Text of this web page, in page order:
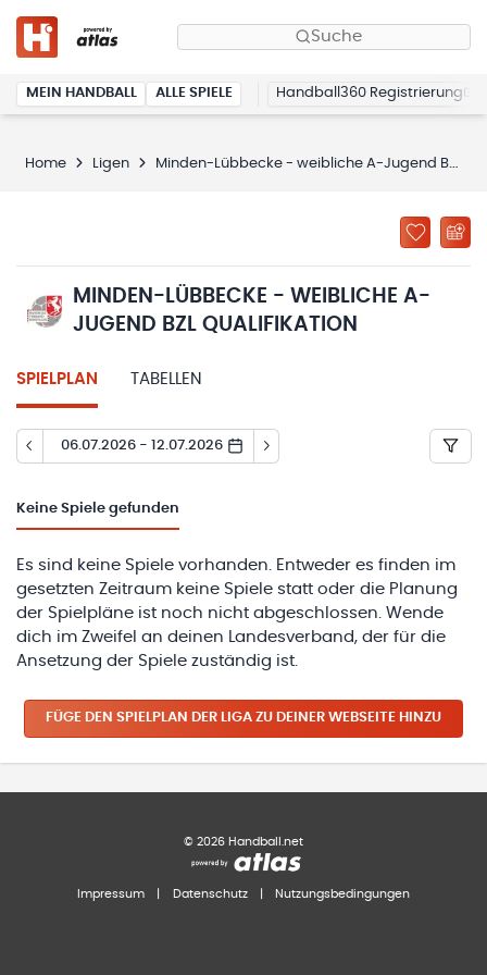
Suche
MEIN HANDBALL ALLE SPIELE Handball360 Registrierung
Home Ligen Minden-Lübbecke - weibliche A-Jugend BZL Qualifikation
MINDEN-LÜBBECKE - WEIBLICHE A-
JUGEND BZL QUALIFIKATION
SPIELPLAN TABELLEN
06.07.2026 - 12.07.2026
Keine Spiele gefunden
Es sind keine Spiele vorhanden. Entweder es finden im
gesetzten Zeitraum keine Spiele statt oder die Planung
der Spielpläne ist noch nicht abgeschlossen. Wende
dich im Zweifel an deinen Landesverband, der für die
Ansetzung der Spiele zuständig ist.
FÜGE DEN SPIELPLAN DER LIGA ZU DEINER WEBSEITE HINZU
© 2026 Handball.net
Impressum Datenschutz Nutzungsbedingungen